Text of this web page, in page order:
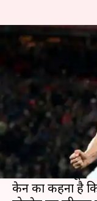
प्रीमियर
बूट से मुझे
लेखन Neeraj Pandey
क्या है खबर?
टॉटेन्हम
फुटबॉल टीम के
अपने गोल्डेन बूट से
केन का कहना है